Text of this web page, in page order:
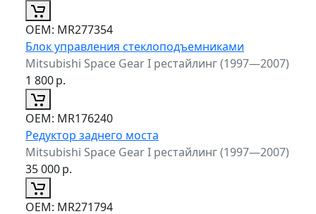
ОЕМ: MR277354
Блок управления стеклоподъемниками
Mitsubishi Space Gear I рестайлинг (1997—2007)
1 800р.
ОЕМ: MR176240
Редуктор заднего моста
Mitsubishi Space Gear I рестайлинг (1997—2007)
35 000р.
ОЕМ: MR271794